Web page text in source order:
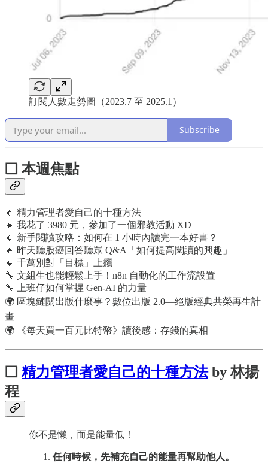
訂閱人數走勢圖（2023.7 至 2025.1）
Subscribe
❏ 本週焦點
🔸 精力管理者愛自己的十種方法
🔸 我花了 3980 元，參加了一個邪教活動 XD
🔸 新手閱讀攻略：如何在 1 小時內讀完一本好書？
🔸 昨天聽股癌回答聽眾 Q&A「如何提高閱讀的興趣」
🔸 千萬別對「目標」上癮
🔧 文組生也能輕鬆上手！n8n 自動化的工作流設置
🔧 上班仔如何掌握 Gen-AI 的力量
🌍 區塊鏈關出版什麼事？數位出版 2.0—絕版經典共榮再生計
畫
🌍 《每天買一百元比特幣》讀後感：存錢的真相
❏ 精力管理者愛自己的十種方法by 林揚
程
你不是懶，而是能量低！
任何時候，先補充自己的能量再幫助他人。